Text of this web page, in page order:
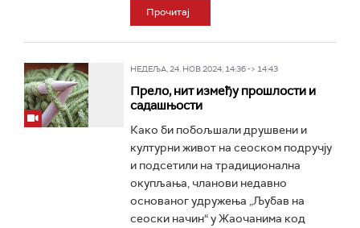
Прочитај
НЕДЕЉА, 24. НОВ 2024, 14:36 -> 14:43
Прело, нит између прошлости и
садашњости
Како би побољшали друшвени и
културни живот на сеоском подручју
и подсетили на традиционална
окупљања, чланови недавно
основаног удружења „Љубав на
сеоски начин“ у Жаочанима код